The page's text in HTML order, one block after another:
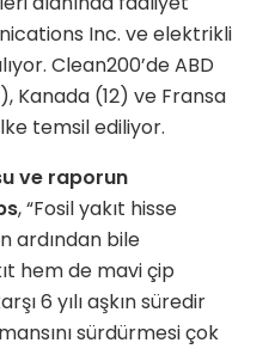
Inc. ve elektrikli
Clean200’de ABD
Kanada (12) ve Fransa
temsil ediliyor.
ve raporun
, “Fosil yakıt hisse
ardından bile
hem de mavi çip
6 yılı aşkın süredir
sürdürmesi çok